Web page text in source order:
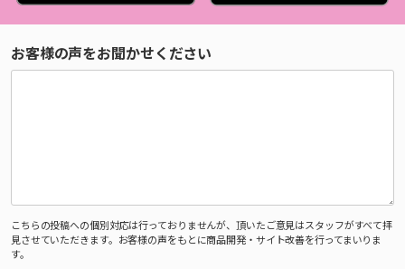
お客様の声をお聞かせください
こちらの投稿への個別対応は行っておりませんが、頂いたご意見はスタッフがすべて拝
見させていただきます。お客様の声をもとに商品開発・サイト改善を行ってまいりま
す。